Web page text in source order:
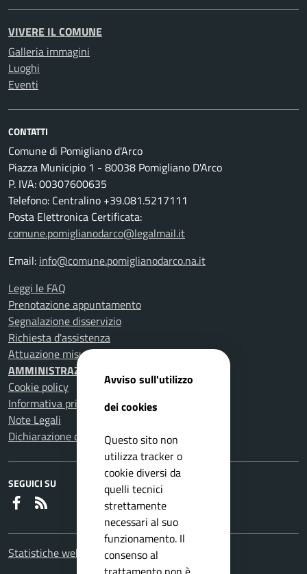
VIVERE IL COMUNE
Galleria immagini
Luoghi
Eventi
CONTATTI
Comune di Pomigliano d'Arco
Piazza Municipio 1 - 80038 Pomigliano D'Arco
P. IVA: 00307600635
Telefono: Centralino +39.081.5217111
Posta Elettronica Certificata:
comune.pomiglianodarco@legalmail.it
Email: info@comune.pomiglianodarco.na.it
Leggi le FAQ
Prenotazione appuntamento
Segnalazione disservizio
Richiesta d'assistenza
Attuazione misure PNRR
AMMINISTRAZIONE TRASPARENTE
Cookie policy
Informativa privacy
Note Legali
Dichiarazione di accessibilità
SEGUICI SU
Faceboook
Statistiche web
Avviso sull'utilizzo
dei cookies
Questo sito non
utilizza tracker o
cookie diversi da
quelli tecnici
strettamente
necessari al suo
funzionamento. Il
consenso al